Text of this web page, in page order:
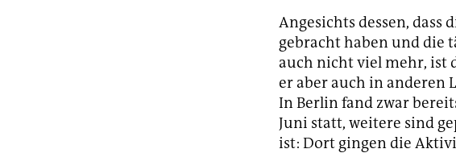
Angesichts dessen,
gebracht haben und die
auch nicht viel mehr, ist
er aber auch in anderen
In Berlin fand zwar
Juni statt, weitere sind
ist: Dort gingen die